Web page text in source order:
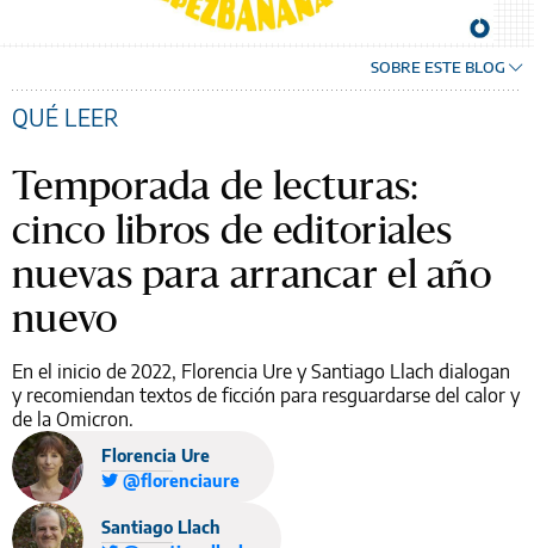
SOBRE ESTE BLOG
QUÉ LEER
Temporada de lecturas:
cinco libros de editoriales
nuevas para arrancar el año
nuevo
En el inicio de 2022, Florencia Ure y Santiago Llach dialogan
y recomiendan textos de ficción para resguardarse del calor y
de la Omicron.
Florencia Ure
@florenciaure
Santiago Llach